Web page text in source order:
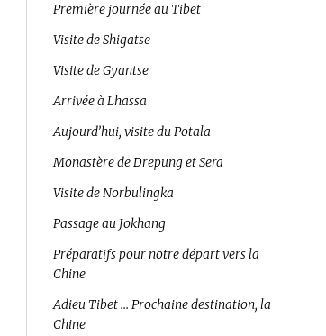
Première journée au Tibet
Visite de Shigatse
Visite de Gyantse
Arrivée à Lhassa
Aujourd’hui, visite du Potala
Monastère de Drepung et Sera
Visite de Norbulingka
Passage au Jokhang
Préparatifs pour notre départ vers la
Chine
Adieu Tibet … Prochaine destination, la
Chine